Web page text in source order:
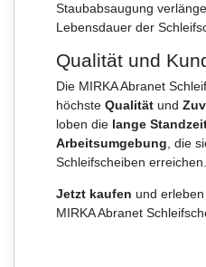
Staubabsaugung
Lebensdauer der
Qualität und
Die MIRKA Abranet
höchste Qualität und
loben die lange
Arbeitsumgebung , die
Schleifscheiben erreichen.
Jetzt kaufen und
MIRKA Abranet